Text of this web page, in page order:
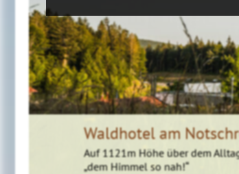
Waldhotel am
Auf 1121m Höhe über dem
„dem Himmel so nah!“